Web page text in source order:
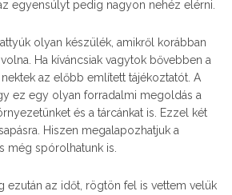
egyensúlyt pedig nagyon nehéz elérni.
olyan készülék, amikről korábban
Ha kíváncsiak vagytok bővebben a
az előbb említett tájékoztatót. A
ez egy olyan forradalmi megoldás a
és a tárcánkat is. Ezzel két
Hiszen megalapozhatjuk a
még spórolhatunk is.
ezután az időt, rögtön fel is vettem velük